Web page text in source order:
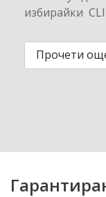
избирайки
Прочети